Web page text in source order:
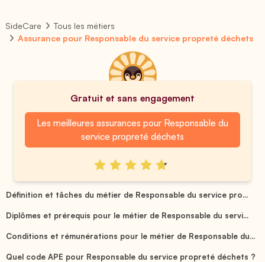
SideCare
Tous les métiers
Assurance pour Responsable du service propreté déchets
Gratuit et sans engagement
Les meilleures assurances pour Responsable du
service propreté déchets
Définition et tâches du métier de Responsable du service pro...
Diplômes et prérequis pour le métier de Responsable du servi...
Conditions et rémunérations pour le métier de Responsable du...
Quel code APE pour Responsable du service propreté déchets ?